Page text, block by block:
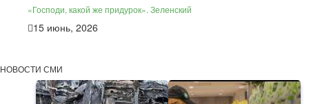
«Господи, какой же придурок». Зеленский
15 июнь, 2026
НОВОСТИ СМИ